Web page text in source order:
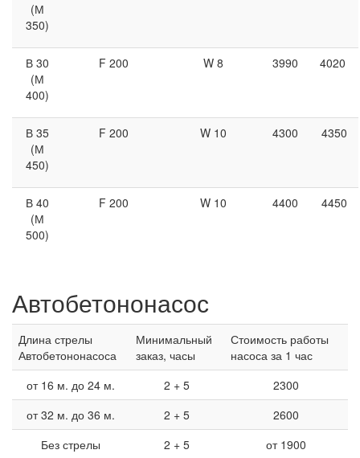
(М
350)
В 30
(М
400)
F 200 W 8 3990 4020
В 35
(М
450)
F 200 W 10 4300 4350
В 40
(М
500)
F 200 W 10 4400 4450
Автобетононасос
Длина стрелы
Автобетононасоса
Минимальный
заказ, часы
Стоимость работы
насоса за 1 час
от 16 м. до 24 м.
2 + 5
2300
от 32 м. до 36 м.
2 + 5
2600
Без стрелы
2 + 5 от 1900